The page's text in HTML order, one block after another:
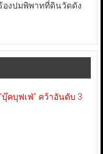
องปมพิพาทที่ดินวัดดัง
คบุฟเฟ่” คว้าอันดับ 3